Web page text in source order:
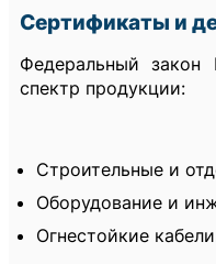
Сертификаты и
Федеральный
спектр продукции:
Строительные и
Оборудование и
Огнестойкие